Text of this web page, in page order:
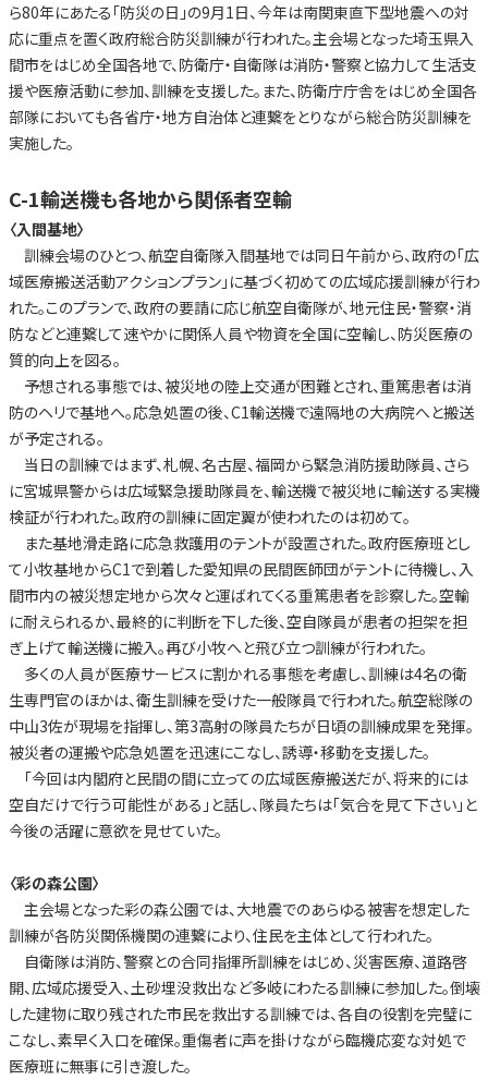
ら80年にあたる「防災の日」の9月1日、今年は南関東直下型地震への対
応に重点を置く政府総合防災訓練が行われた。主会場となった埼玉県入
間市をはじめ全国各地で、防衛庁・自衛隊は消防・警察と協力して生活支
援や医療活動に参加、訓練を支援した。また、防衛庁庁舎をはじめ全国各
部隊においても各省庁・地方自治体と連繋をとりながら総合防災訓練を
実施した。
C-1輸送機も各地から関係者空輸
〈入間基地〉
訓練会場のひとつ、航空自衛隊入間基地では同日午前から、政府の「広
域医療搬送活動アクションプラン」に基づく初めての広域応援訓練が行わ
れた。このプランで、政府の要請に応じ航空自衛隊が、地元住民・警察・消
防などと連繋して速やかに関係人員や物資を全国に空輸し、防災医療の
質的向上を図る。
予想される事態では、被災地の陸上交通が困難とされ、重篤患者は消
防のヘリで基地へ。応急処置の後、C1輸送機で遠隔地の大病院へと搬送
が予定される。
当日の訓練ではまず、札幌、名古屋、福岡から緊急消防援助隊員、さら
に宮城県警からは広域緊急援助隊員を、輸送機で被災地に輸送する実機
検証が行われた。政府の訓練に固定翼が使われたのは初めて。
また基地滑走路に応急救護用のテントが設置された。政府医療班とし
て小牧基地からC1で到着した愛知県の民間医師団がテントに待機し、入
間市内の被災想定地から次々と運ばれてくる重篤患者を診察した。空輸
に耐えられるか、最終的に判断を下した後、空自隊員が患者の担架を担
ぎ上げて輸送機に搬入。再び小牧へと飛び立つ訓練が行われた。
多くの人員が医療サービスに割かれる事態を考慮し、訓練は4名の衛
生専門官のほかは、衛生訓練を受けた一般隊員で行われた。航空総隊の
中山3佐が現場を指揮し、第3高射の隊員たちが日頃の訓練成果を発揮。
被災者の運搬や応急処置を迅速にこなし、誘導・移動を支援した。
「今回は内閣府と民間の間に立っての広域医療搬送だが、将来的には
空自だけで行う可能性がある」と話し、隊員たちは「気合を見て下さい」と
今後の活躍に意欲を見せていた。
〈彩の森公園〉
主会場となった彩の森公園では、大地震でのあらゆる被害を想定した
訓練が各防災関係機関の連繋により、住民を主体として行われた。
自衛隊は消防、警察との合同指揮所訓練をはじめ、災害医療、道路啓
開、広域応援受入、土砂埋没救出など多岐にわたる訓練に参加した。倒壊
した建物に取り残された市民を救出する訓練では、各自の役割を完璧に
こなし、素早く入口を確保。重傷者に声を掛けながら臨機応変な対処で
医療班に無事に引き渡した。